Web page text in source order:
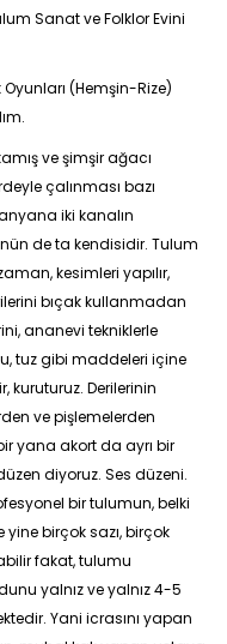
Sanat ve Folklor Evini
Oyunları (Hemşin-Rize)
ve şimşir ağacı
çalınması bazı
iki kanalın
de ta kendisidir. Tulum
kesimleri yapılır,
bıçak kullanmadan
ananevi tekniklerle
tuz gibi maddeleri içine
kuruturuz. Derilerinin
ve pişlemelerden
yana akort da ayrı bir
diyoruz. Ses düzeni.
bir tulumun, belki
birçok sazı, birçok
fakat, tulumu
yalnız ve yalnız 4-5
Yani icrasını yapan